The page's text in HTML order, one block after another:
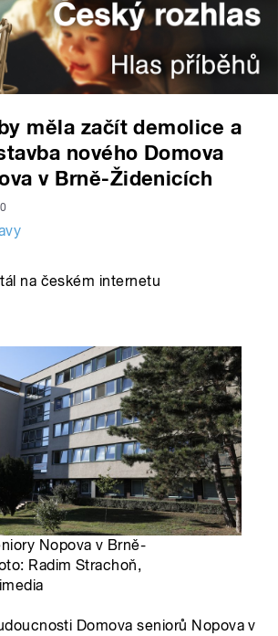
měla začít demolice a
nového Domova
v Brně-Židenicích
na českém internetu
Nopova v Brně-
Radim Strachoň,
Domova seniorů Nopova v